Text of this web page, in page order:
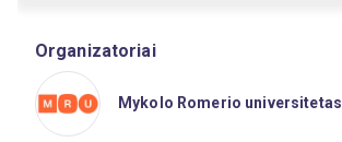
Organizatoriai
Mykolo Romerio universitetas